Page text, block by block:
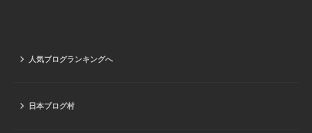
人気ブログランキングへ
日本ブログ村